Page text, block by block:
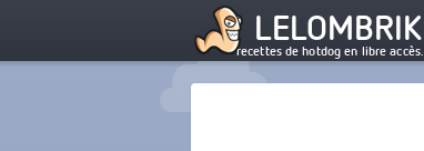
LELOMBRIK
recettes de hotdog en libre accès.